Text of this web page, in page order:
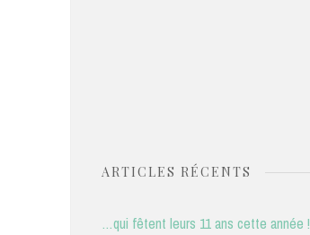
ARTICLES RÉCENTS
…qui fêtent leurs 11 ans cette année !